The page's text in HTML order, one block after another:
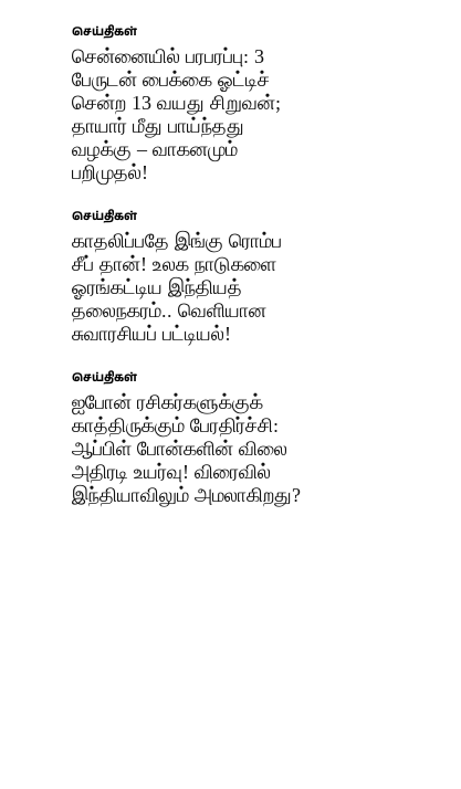
செய்திகள்
சென்னையில் பரபரப்பு: 3
பேருடன் பைக்கை ஓட்டிச்
சென்ற 13 வயது சிறுவன்;
தாயார் மீது பாய்ந்தது
வழக்கு – வாகனமும்
பறிமுதல்!
செய்திகள்
காதலிப்பதே இங்கு ரொம்ப
சீப் தான்! உலக நாடுகளை
ஓரங்கட்டிய இந்தியத்
தலைநகரம்.. வெளியான
சுவாரசியப் பட்டியல்!
செய்திகள்
ஐபோன் ரசிகர்களுக்குக்
காத்திருக்கும் பேரதிர்ச்சி:
ஆப்பிள் போன்களின் விலை
அதிரடி உயர்வு! விரைவில்
இந்தியாவிலும் அமலாகிறது?